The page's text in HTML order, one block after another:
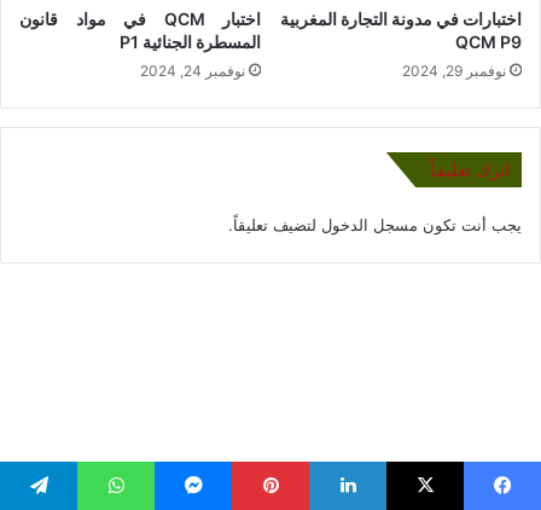
اختبارات في مدونة التجارة المغربية
QCM P9
نوفمبر 29, 2024
اختبار QCM في مواد قانون
المسطرة الجنائية P1
نوفمبر 24, 2024
اترك تعليقاً
يجب أنت تكون مسجل الدخول لتضيف تعليقاً.